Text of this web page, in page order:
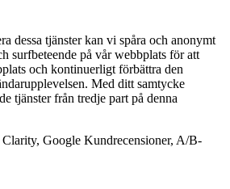
dessa tjänster kan vi spåra och anonymt
surfbeteende på vår webbplats för att
och kontinuerligt förbättra den
Med ditt samtycke
tjänster från tredje part på denna
Google Kundrecensioner, A/B-